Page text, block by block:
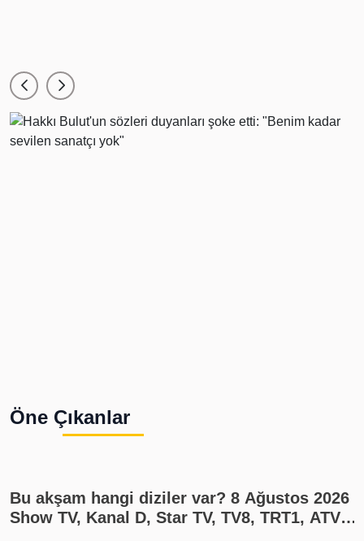
Öne Çıkanlar
Bu akşam hangi diziler var? 8 Ağustos 2026
Show TV, Kanal D, Star TV, TV8, TRT1, ATV